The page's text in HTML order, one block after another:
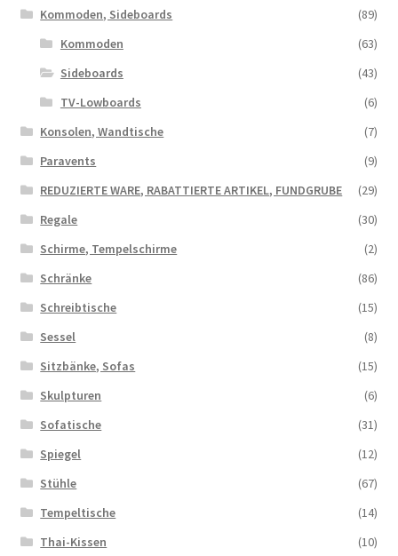
Kommoden, Sideboards
(89)
Kommoden
(63)
Sideboards
(43)
TV-Lowboards
(6)
Konsolen, Wandtische
(7)
Paravents
(9)
REDUZIERTE WARE, RABATTIERTE ARTIKEL, FUNDGRUBE
(29)
Regale
(30)
Schirme, Tempelschirme
(2)
Schränke
(86)
Schreibtische
(15)
Sessel
(8)
Sitzbänke, Sofas
(15)
Skulpturen
(6)
Sofatische
(31)
Spiegel
(12)
Stühle
(67)
Tempeltische
(14)
Thai-Kissen
(10)